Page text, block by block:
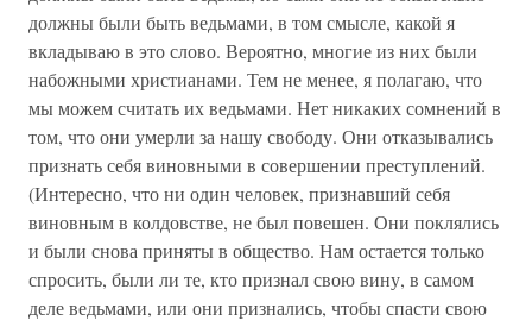
должны были быть ведьмами, в том смысле, какой я
вкладываю в это слово. Вероятно, многие из них были
набожными христианами. Тем не менее, я полагаю, что
мы можем считать их ведьмами. Нет никаких сомнений в
том, что они умерли за нашу свободу. Они отказывались
признать себя виновными в совершении преступлений.
(Интересно, что ни один человек, признавший себя
виновным в колдовстве, не был повешен. Они поклялись
и были снова приняты в общество. Нам остается только
спросить, были ли те, кто признал свою вину, в самом
деле ведьмами, или они признались, чтобы спасти свою